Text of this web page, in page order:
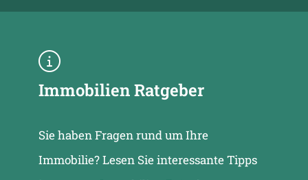
Immobilien Ratgeber
Sie haben Fragen rund um Ihre
Immobilie? Lesen Sie interessante Tipps